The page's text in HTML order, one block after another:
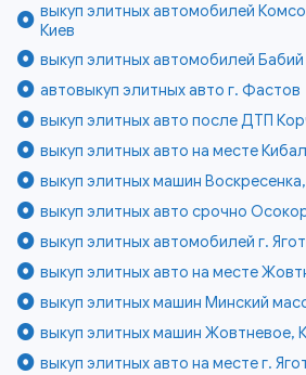
выкуп элитных автомобилей
Киев
выкуп элитных автомобилей Бабий
автовыкуп элитных авто г. Фастов
выкуп элитных авто после ДТП
выкуп элитных авто на месте
выкуп элитных машин
выкуп элитных авто срочно
выкуп элитных автомобилей г.
выкуп элитных авто на месте
выкуп элитных машин Минский
выкуп элитных машин Жовтневое,
выкуп элитных авто на месте г.